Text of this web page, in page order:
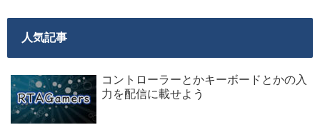
人気記事
コントローラーとかキーボードとかの入
力を配信に載せよう